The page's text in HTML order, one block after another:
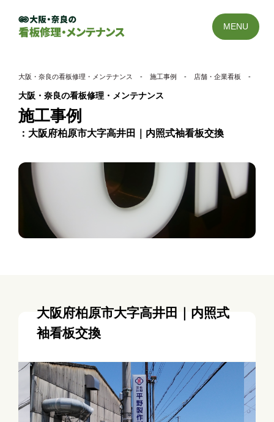
MENU
大阪・奈良の看板修理・メンテナンス - 施工事例 - 店舗・企業看板 -
大阪・奈良の看板修理・メンテナンス
施工事例
大阪府柏原市大字高井田｜内照式袖看板交換
大阪府柏原市大字高井田｜内照式
袖看板交換